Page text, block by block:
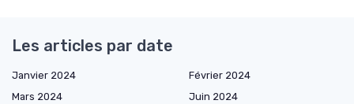
Les articles par date
Janvier 2024
Février 2024
Mars 2024
Juin 2024